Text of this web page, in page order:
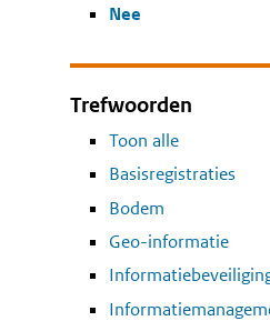
Nee
Trefwoorden
Toon alle
Basisregistraties
Bodem
Geo-informatie